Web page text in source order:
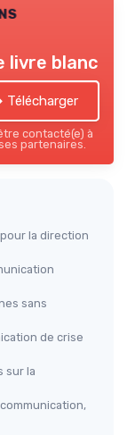
livre blanc
Télécharger
contacté(e) à
partenaires.
la direction
sans
de crise
sur la